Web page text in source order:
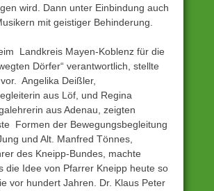
wird. Dann unter Einbindung auch
mit geistiger Behinderung.
Landkreis Mayen-Koblenz für die
Dörfer“ verantwortlich, stellte
Angelika Deißler,
aus Löf, und Regina
aus Adenau, zeigten
Formen der Bewegungsbegleitung
und Alt. Manfred Tönnes,
des Kneipp-Bundes, machte
die Idee von Pfarrer Kneipp heute so
vor hundert Jahren. Dr. Klaus Peter